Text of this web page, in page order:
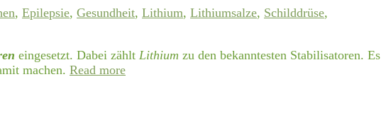
, Epilepsie, Gesundheit, Lithium, Lithiumsalze, Schilddrüse,
eingesetzt. Dabei zählt Lithium zu den bekanntesten Stabilisatoren. Es
machen. Read more